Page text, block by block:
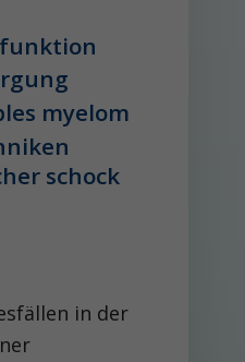
myelom
schock
in der